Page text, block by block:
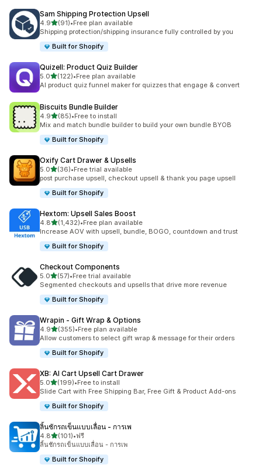
Sam Shipping Protection Upsell
4.9เต็ม 5 ดาว
(91)
ทั้งหมด 91 รีวิว
•Free plan available
Shipping protection/shipping insurance fully controlled by you
Built for Shopify
Quizell: Product Quiz Builder
5.0เต็ม 5 ดาว
(122)
ทั้งหมด 122 รีวิว
•Free plan available
AI product quiz funnel maker for quizzes that engage & convert
Biscuits Bundle Builder
4.9เต็ม 5 ดาว
(85)
ทั้งหมด 85 รีวิว
•Free to install
Mix and match bundle builder to build your own bundle BYOB
Built for Shopify
Oxify Cart Drawer & Upsells
5.0เต็ม 5 ดาว
(36)
ทั้งหมด 36 รีวิว
•Free trial available
post purchase upsell, checkout upsell & thank you page upsell
Built for Shopify
Hextom: Upsell Sales Boost
4.8เต็ม 5 ดาว
(1,432)
ทั้งหมด 1432 รีวิว
•Free plan available
Increase AOV with upsell, bundle, BOGO, countdown and trust
Built for Shopify
Checkout Components
5.0เต็ม 5 ดาว
(57)
ทั้งหมด 57 รีวิว
•Free trial available
Segmented checkouts and upsells that drive more revenue
Built for Shopify
Wrapin ‑ Gift Wrap & Options
4.9เต็ม 5 ดาว
(355)
ทั้งหมด 355 รีวิว
•Free plan available
Allow customers to select gift wrap & message for their orders
Built for Shopify
XB: AI Cart Upsell Cart Drawer
5.0เต็ม 5 ดาว
(199)
ทั้งหมด 199 รีวิว
•Free to install
Slide Cart with Free Shipping Bar, Free Gift & Product Add-ons
Built for Shopify
ลิ้นชักรถเข็นแบบเลื่อน ‑ การเพ
4.8เต็ม 5 ดาว
(101)
ทั้งหมด 101 รีวิว
•ฟรี
ลิ้นชักรถเข็นแบบเลื่อน - การเพ
Built for Shopify